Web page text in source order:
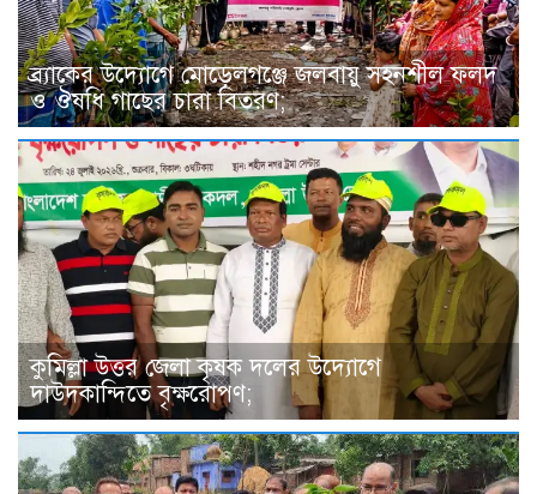
ব্র্যাকের উদ্যোগে মোড়েলগঞ্জে জলবায়ু সহনশীল ফলদ
ও ঔষধি গাছের চারা বিতরণ;
কুমিল্লা উত্তর জেলা কৃষক দলের উদ্যোগে
দাউদকান্দিতে বৃক্ষরোপণ;